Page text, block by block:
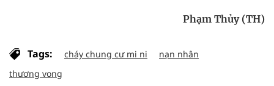
Phạm Thủy (TH)
Tags: cháy chung cư mi ni
nạn nhân
thương vong